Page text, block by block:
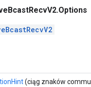
(ciąg znaków